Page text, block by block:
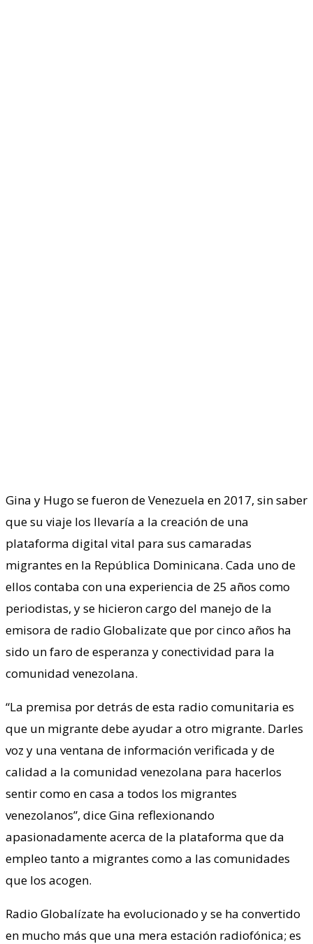
Gina y Hugo se fueron de Venezuela en 2017, sin saber
que su viaje los llevaría a la creación de una
plataforma digital vital para sus camaradas
migrantes en la República Dominicana. Cada uno de
ellos contaba con una experiencia de 25 años como
periodistas, y se hicieron cargo del manejo de la
emisora de radio Globalizate que por cinco años ha
sido un faro de esperanza y conectividad para la
comunidad venezolana.
“La premisa por detrás de esta radio comunitaria es
que un migrante debe ayudar a otro migrante. Darles
voz y una ventana de información verificada y de
calidad a la comunidad venezolana para hacerlos
sentir como en casa a todos los migrantes
venezolanos”, dice Gina reflexionando
apasionadamente acerca de la plataforma que da
empleo tanto a migrantes como a las comunidades
que los acogen.
Radio Globalízate ha evolucionado y se ha convertido
en mucho más que una mera estación radiofónica; es